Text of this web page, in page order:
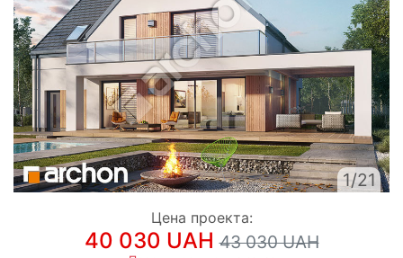
1/21
Цена проекта:
40 030 UAH43 030 UAH